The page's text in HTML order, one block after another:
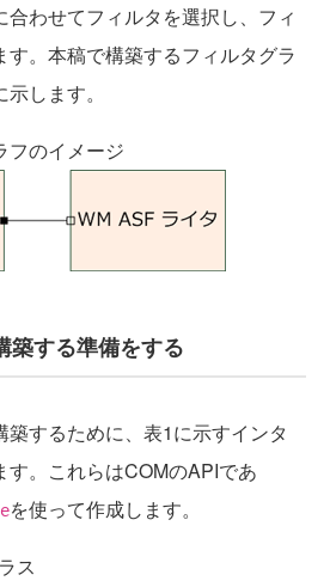
わせてフィルタを選択し、フィ
す。本稿で構築するフィルタグラ
します。
フのイメージ
築する準備をする
するために、表1に示すインタ
す。これらはCOMのAPIであ
を使って作成します。
ス